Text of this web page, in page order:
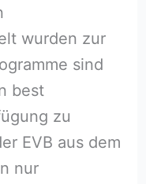
wurden zur
sind
best
zu
EVB aus dem
nur